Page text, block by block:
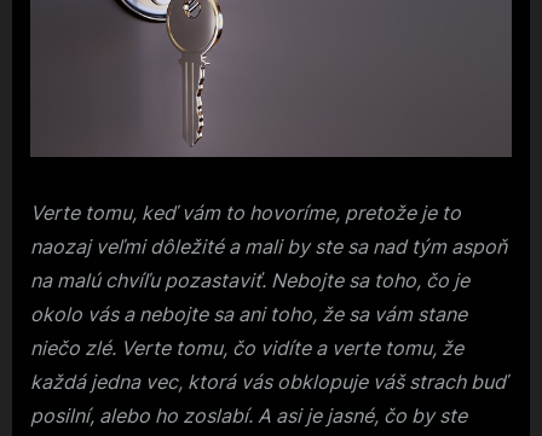
Verte tomu, keď vám to hovoríme, pretože je to
naozaj veľmi dôležité a mali by ste sa nad tým aspoň
na malú chvíľu pozastaviť. Nebojte sa toho, čo je
okolo vás a nebojte sa ani toho, že sa vám stane
niečo zlé. Verte tomu, čo vidíte a verte tomu, že
každá jedna vec, ktorá vás obklopuje váš strach buď
posilní, alebo ho zoslabí. A asi je jasné, čo by ste